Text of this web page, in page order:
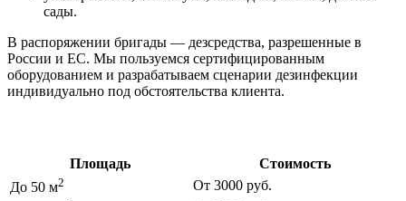
сады.
В распоряжении бригады — дезсредства, разрешенные в
России и ЕС. Мы пользуемся сертифицированным
оборудованием и разрабатываем сценарии дезинфекции
индивидуально под обстоятельства клиента.
Площадь
Стоимость
До 50 м2
От 3000 руб.